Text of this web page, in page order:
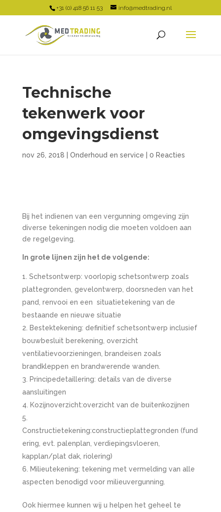
+31 (0) 418 56 11 53 info@medtrading.nl
Technische
tekenwerk voor
omgevingsdienst
nov 26, 2018 Onderhoud en service 0 Reacties
Bij het indienen van een vergunning omgeving zijn
diverse tekeningen nodig die moeten voldoen aan
de regelgeving.
In grote lijnen zijn het de volgende:
Schetsontwerp: voorlopig schetsontwerp zoals
plattegronden, gevelontwerp, doorsneden van het
pand, renvooi en een situatietekening van de
bestaande en nieuwe situatie
Bestektekening: definitief schetsontwerp inclusief
bouwbesluit berekening, overzicht
ventilatievoorzieningen, brandeisen zoals
brandkleppen en brandwerende wanden.
Principedetaillering: details van de diverse
aansluitingen
Kozijnoverzicht:overzicht van de buitenkozijnen
Constructietekening:constructieplattegronden (fund
ering, evt. palenplan, verdiepingsvloeren,
kapplan/plat dak, riolering)
Milieutekening: tekening met vermelding van alle
aspecten benodigd voor milieuvergunning.
Ook hiermee kunnen wij u helpen het geheel te